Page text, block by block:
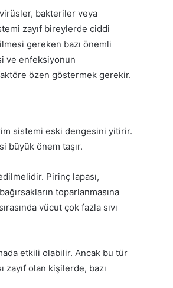
bakteriler veya
zayıf bireylerde ciddi
gereken bazı önemli
ve enfeksiyonun
özen göstermek gerekir.
sistemi eski dengesini yitirir.
büyük önem taşır.
Pirinç lapası,
toparlanmasına
vücut çok fazla sıvı
etkili olabilir. Ancak bu tür
zayıf olan kişilerde, bazı